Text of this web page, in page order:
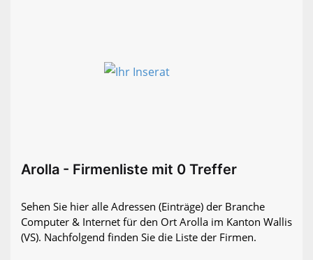
Arolla - Firmenliste mit 0 Treffer
Sehen Sie hier alle Adressen (Einträge) der Branche
Computer & Internet für den Ort Arolla im Kanton Wallis
(VS). Nachfolgend finden Sie die Liste der Firmen.